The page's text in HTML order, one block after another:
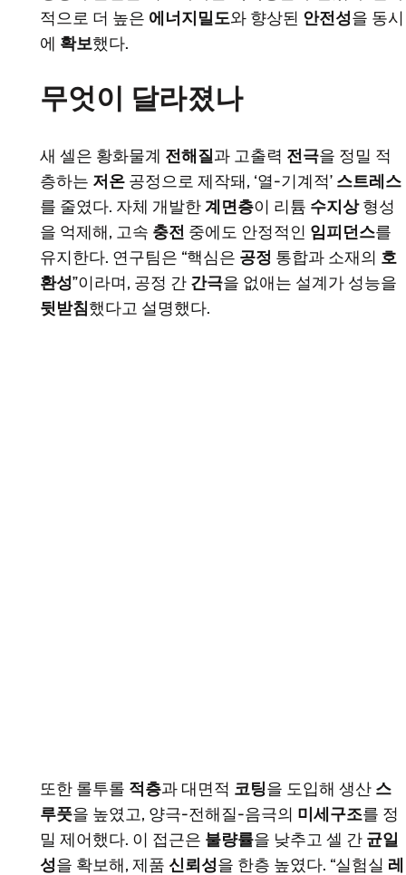
적으로 더 높은 에너지밀도와 향상된 안전성을 동시
에 확보했다.
무엇이 달라졌나
새 셀은 황화물계 전해질과 고출력 전극을 정밀 적
층하는 저온 공정으로 제작돼, ‘열-기계적’ 스트레스
를 줄였다. 자체 개발한계면층이 리튬 수지상형성
을 억제해, 고속 충전 중에도 안정적인 임피던스를
유지한다. 연구팀은 “핵심은 공정 통합과 소재의 호
환성”이라며, 공정 간 간극을 없애는 설계가 성능을
뒷받침했다고 설명했다.
또한 롤투롤 적층과 대면적 코팅을 도입해 생산 스
루풋을 높였고, 양극-전해질-음극의 미세구조를 정
밀 제어했다. 이 접근은 불량률을 낮추고 셀 간 균일
성을 확보해, 제품 신뢰성을 한층 높였다. “실험실 레